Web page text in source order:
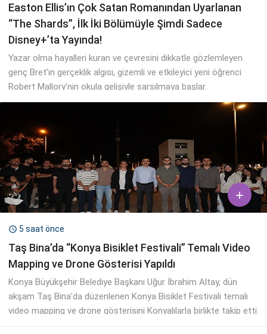
Easton Ellis’ın Çok Satan Romanından Uyarlanan
“The Shards”, İlk İki Bölümüyle Şimdi Sadece
Disney+’ta Yayında!
Yazar olma hayalleri kuran ve çevresini dikkatle gözlemleyen
genç Bret’in gerçeklik algısı, gizemli ve etkileyici yeni öğrenci
Robert Mallory’nin okula gelişiyle sarsılmaya başlar.

 5 saat önce
Taş Bina’da “Konya Bisiklet Festivali” Temalı Video
Mapping ve Drone Gösterisi Yapıldı
Konya Büyükşehir Belediye Başkanı Uğur İbrahim Altay, dün
akşam Taş Bina’da düzenlenen Konya Bisiklet Festivali temalı
video mapping ve drone gösterisini Konyalılarla birlikte takip etti.